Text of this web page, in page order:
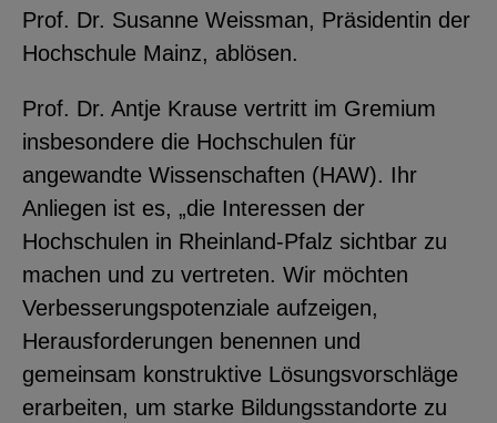
Prof. Dr. Susanne Weissman, Präsidentin der
Hochschule Mainz, ablösen.
Prof. Dr. Antje Krause vertritt im Gremium
insbesondere die Hochschulen für
angewandte Wissenschaften (HAW). Ihr
Anliegen ist es, „die Interessen der
Hochschulen in Rheinland-Pfalz sichtbar zu
machen und zu vertreten. Wir möchten
Verbesserungspotenziale aufzeigen,
Herausforderungen benennen und
gemeinsam konstruktive Lösungsvorschläge
erarbeiten, um starke Bildungsstandorte zu